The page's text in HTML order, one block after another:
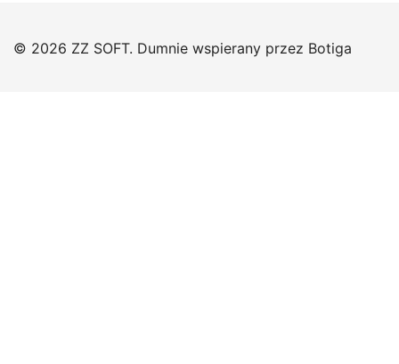
© 2026 ZZ SOFT. Dumnie wspierany przez Botiga